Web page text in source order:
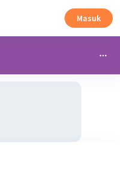
Masuk